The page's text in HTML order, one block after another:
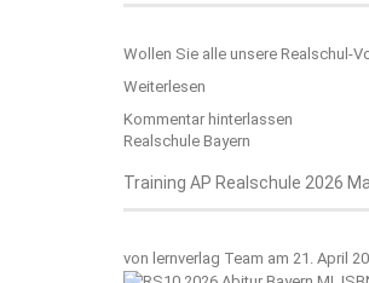
Wollen Sie alle unsere Realschul-
Weiterlesen
Kommentar hinterlassen
Realschule Bayern
Training AP Realschule 2026
von lernverlag Team am 21. April